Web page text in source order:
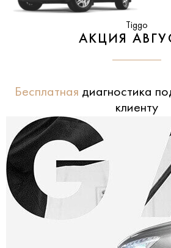
Tiggo
АКЦИЯ
Бесплатная диагностика
клиенту